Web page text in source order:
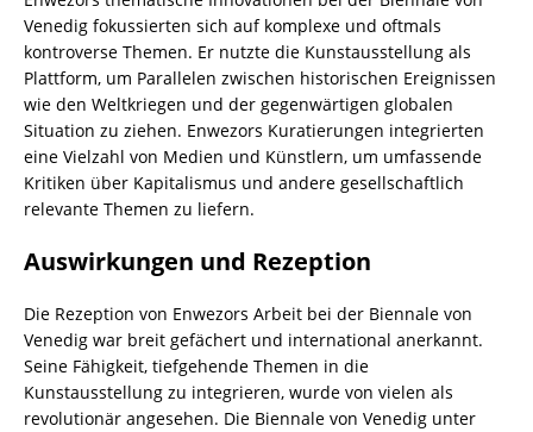
Venedig fokussierten sich auf komplexe und oftmals
kontroverse Themen. Er nutzte die Kunstausstellung als
Plattform, um Parallelen zwischen historischen Ereignissen
wie den Weltkriegen und der gegenwärtigen globalen
Situation zu ziehen. Enwezors Kuratierungen integrierten
eine Vielzahl von Medien und Künstlern, um umfassende
Kritiken über Kapitalismus und andere gesellschaftlich
relevante Themen zu liefern.
Auswirkungen und Rezeption
Die Rezeption von Enwezors Arbeit bei der Biennale von
Venedig war breit gefächert und international anerkannt.
Seine Fähigkeit, tiefgehende Themen in die
Kunstausstellung zu integrieren, wurde von vielen als
revolutionär angesehen. Die Biennale von Venedig unter